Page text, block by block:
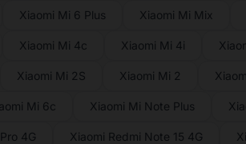
Xiaomi Mi 6 Plus Xiaomi Mi Mix
Xiaomi Mi 4c Xiaomi Mi 4i
Xiaomi Mi 2S Xiaomi Mi 2
Mi 6c Xiaomi Mi Note Plus
4G Xiaomi Redmi Note 15 4G